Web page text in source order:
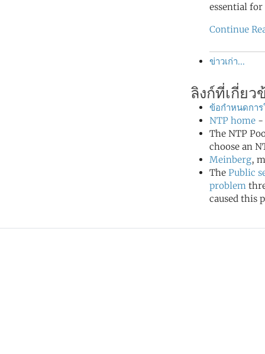
essential
Continue
ข่าวเก่า...
ลิงก์ที่เกี่ยว
ข้อกำหนดการ
NTP home -
The NTP
choose an
Meinberg,
The Public
problem
caused this